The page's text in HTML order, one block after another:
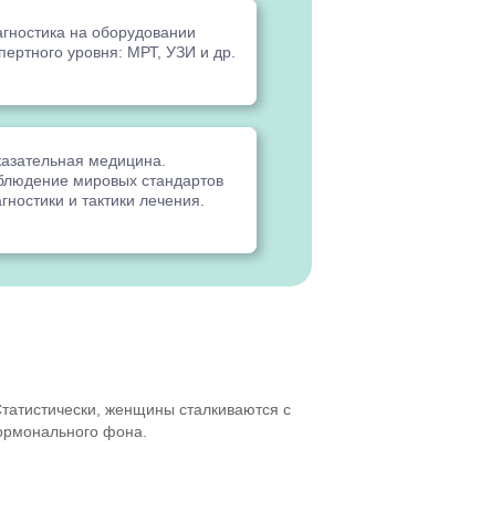
на оборудовании
уровня: МРТ, УЗИ и др.
медицина.
мировых стандартов
и тактики лечения.
женщины сталкиваются с
фона.